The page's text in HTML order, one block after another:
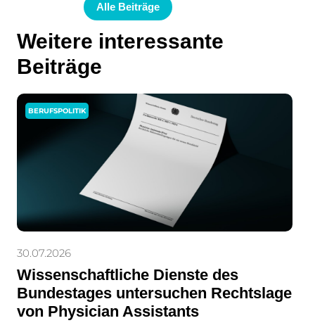
Alle Beiträge
Weitere interessante
Beiträge
BERUFSPOLITIK
30.07.2026
Wissenschaftliche Dienste des
Bundestages untersuchen Rechtslage
von Physician Assistants